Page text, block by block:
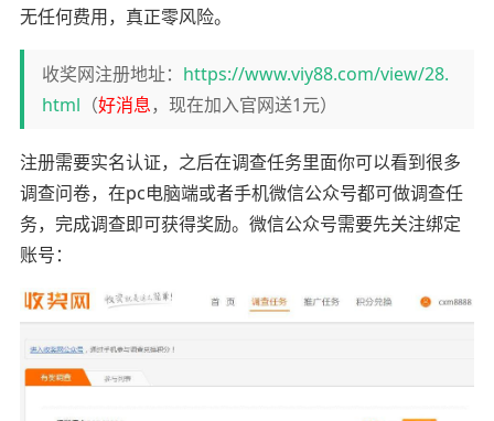
无任何费用，真正零风险。
收奖网注册地址： https://www.viy88.com/view/28.
html （好消息，现在加入官网送1元）
注册需要实名认证，之后在调查任务里面你可以看到很多
调查问卷，在pc电脑端或者手机微信公众号都可做调查任
务，完成调查即可获得奖励。微信公众号需要先关注绑定
账号：